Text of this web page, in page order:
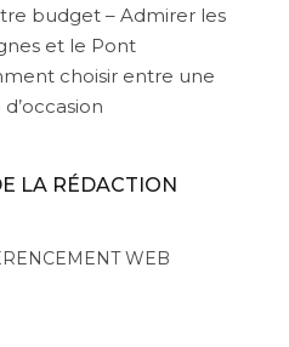
budget – Admirer les
et le Pont
choisir entre une
LA RÉDACTION
WEB